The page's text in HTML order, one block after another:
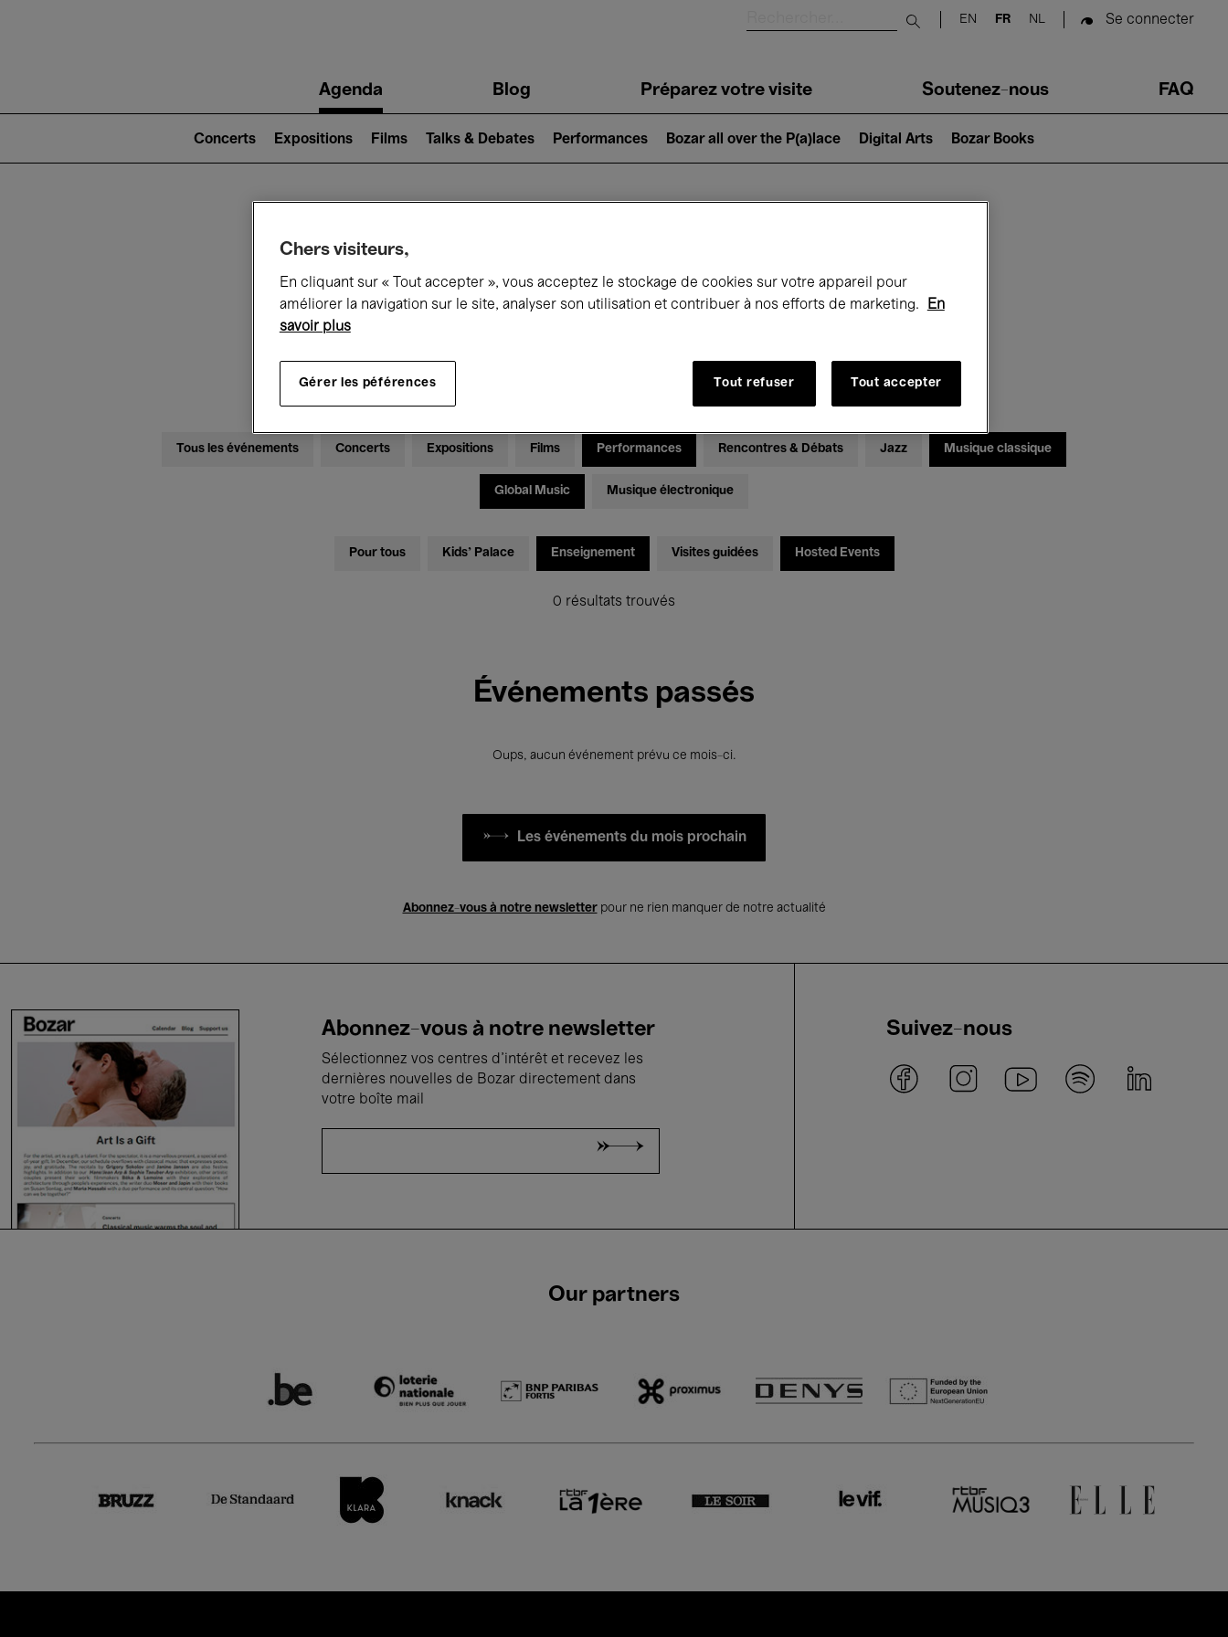
Submit search
EN FR NL Se connecter
navigationAgenda Blog Préparez votre visite Soutenez-nous FAQ
2)
Concerts Expositions Films Talks & Debates Performances Bozar all over the P(a)lace Digital Arts Bozar Books
Ce qui se passe à Bozar
Tous les événements Concerts Expositions Films Performances Rencontres & Débats Jazz Musique classique
Global Music Musique électronique
Pour tous Kids’ Palace Enseignement Visites guidées Hosted Events
0 résultats trouvés
Événements passés
Oups, aucun événement prévu ce mois-ci.
Les événements du mois prochain
Abonnez-vous à notre newsletterpour ne rien manquer de notre actualité
Abonnez-vous à notre newsletter
Sélectionnez vos centres d'intérêt et recevez les
dernières nouvelles de Bozar directement dans
votre boîte mail
Suivez-nous
Our partners
Chers visiteurs,
En cliquant sur « Tout accepter », vous acceptez le stockage de cookies sur votre appareil pour
améliorer la navigation sur le site, analyser son utilisation et contribuer à nos efforts de marketing.
En
savoir plus
Gérer les péférences Tout refuser Tout accepter